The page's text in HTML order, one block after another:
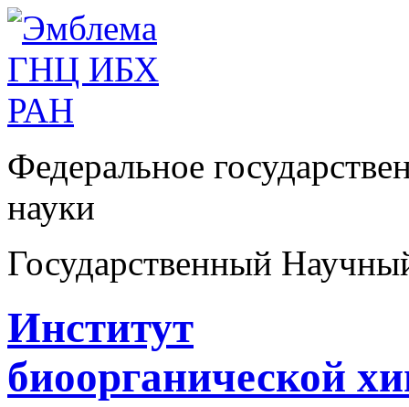
Федеральное
науки
Государственный
Институт
биоорганической